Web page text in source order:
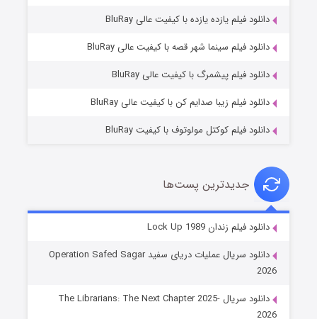
شوهر
دانلود فیلم یازده یازده با کیفیت عالی BluRay
دانلود فیلم سینما شهر قصه با کیفیت عالی BluRay
دانلود فیلم پیشمرگ با کیفیت عالی BluRay
دانلود فیلم زیبا صدایم کن با کیفیت عالی BluRay
دانلود فیلم کوکتل مولوتوف با کیفیت BluRay
جدیدترین پست‌ها
دانلود فیلم زندان Lock Up 1989
دانلود سریال عملیات دریای سفید Operation Safed Sagar
2026
دانلود سریال The Librarians: The Next Chapter 2025-
2026